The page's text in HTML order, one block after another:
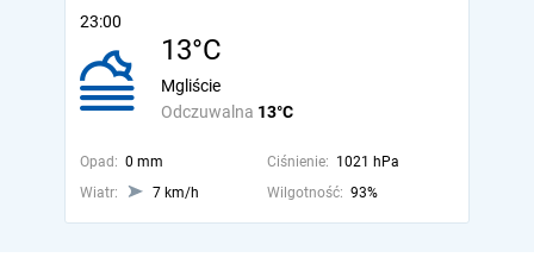
23:00
13°C
Odczuwalna 13°C
Mgliście
Opad: 0 mm Ciśnienie: 1021 hPa
Wiatr:
7 km/h Wilgotność: 93%